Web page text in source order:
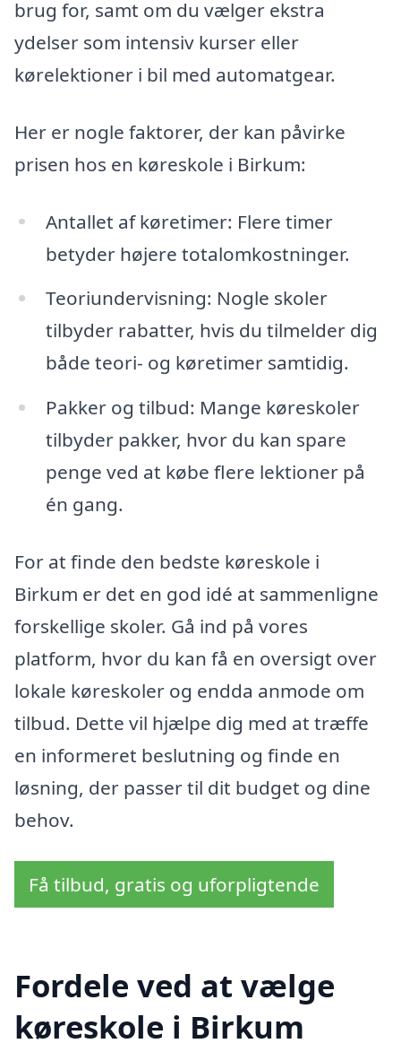
brug for, samt om du vælger ekstra
ydelser som intensiv kurser eller
kørelektioner i bil med automatgear.
Her er nogle faktorer, der kan påvirke
prisen hos en køreskole i Birkum:
Antallet af køretimer: Flere timer
betyder højere totalomkostninger.
Teoriundervisning: Nogle skoler
tilbyder rabatter, hvis du tilmelder dig
både teori- og køretimer samtidig.
Pakker og tilbud: Mange køreskoler
tilbyder pakker, hvor du kan spare
penge ved at købe flere lektioner på
én gang.
For at finde den bedste køreskole i
Birkum er det en god idé at sammenligne
forskellige skoler. Gå ind på vores
platform, hvor du kan få en oversigt over
lokale køreskoler og endda anmode om
tilbud. Dette vil hjælpe dig med at træffe
en informeret beslutning og finde en
løsning, der passer til dit budget og dine
behov.
Få tilbud, gratis og uforpligtende
Fordele ved at vælge
køreskole i Birkum